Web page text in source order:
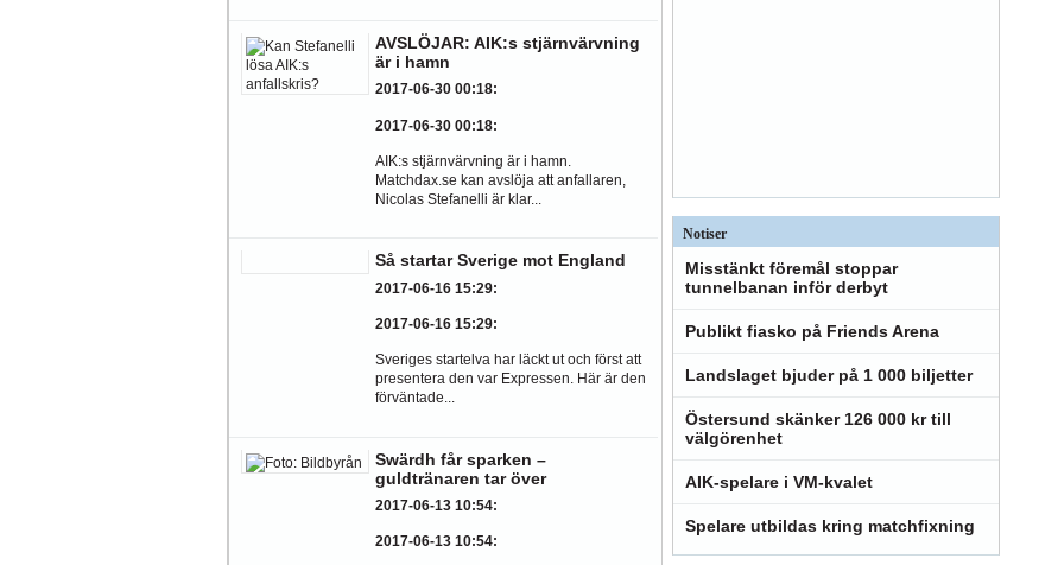
AVSLÖJAR: AIK:s stjärnvärvning
är i hamn
2017-06-30 00:18:
2017-06-30 00:18:
AIK:s stjärnvärvning är i hamn.
Matchdax.se kan avslöja att anfallaren,
Nicolas Stefanelli är klar...
Så startar Sverige mot England
2017-06-16 15:29:
2017-06-16 15:29:
Sveriges startelva har läckt ut och först att
presentera den var Expressen. Här är den
förväntade...
Swärdh får sparken –
guldtränaren tar över
2017-06-13 10:54:
2017-06-13 10:54:
Notiser
Misstänkt föremål stoppar
tunnelbanan inför derbyt
Publikt fiasko på Friends Arena
Landslaget bjuder på 1 000 biljetter
Östersund skänker 126 000 kr till
välgörenhet
AIK-spelare i VM-kvalet
Spelare utbildas kring matchfixning